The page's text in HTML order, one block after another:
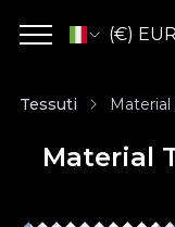
(€) EUR
Tessuti Material
Material